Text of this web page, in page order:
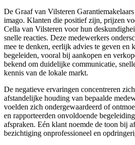
De Graaf van Vilsteren
imago. Klanten die positief zijn, prijzen
Cella van Vilsteren voor hun
snelle reacties. Deze medewerkers
mee te denken, eerlijk advies te geven en
begeleiden, vooral bij aankopen en
bekend om duidelijke communicatie,
kennis van de lokale markt.
De negatieve ervaringen concentreren
afstandelijke houding van bepaalde
voelden zich ondergewaardeerd of
en rapporteerden onvoldoende
afspraken. Eén klant noemde de toon bij
bezichtiging onprofessioneel en